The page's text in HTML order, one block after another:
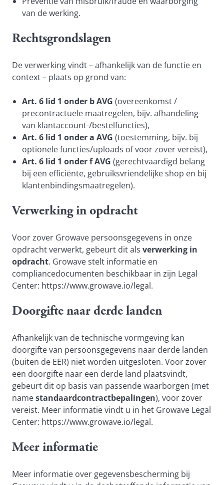
van de werking.
Rechtsgrondslagen
De verwerking vindt – afhankelijk van de functie en
context – plaats op grond van:
Art. 6 lid 1 onder b AVG (overeenkomst /
precontractuele maatregelen, bijv. afhandeling
van klantaccount-/bestelfuncties),
Art. 6 lid 1 onder a AVG (toestemming, bijv. bij
optionele functies/uploads of voor zover vereist),
Art. 6 lid 1 onder f AVG (gerechtvaardigd belang
bij een efficiënte, gebruiksvriendelijke shop en bij
klantenbindingsmaatregelen).
Verwerking in opdracht
Voor zover Growave persoonsgegevens in onze
opdracht verwerkt, gebeurt dit als verwerking in
opdracht. Growave stelt informatie en
compliancedocumenten beschikbaar in zijn Legal
Center: https://www.growave.io/legal.
Doorgifte naar derde landen
Afhankelijk van de technische vormgeving kan
doorgifte van persoonsgegevens naar derde landen
(buiten de EER) niet worden uitgesloten. Voor zover
een doorgifte naar een derde land plaatsvindt,
gebeurt dit op basis van passende waarborgen (met
namestandaardcontractbepalingen), voor zover
vereist. Meer informatie vindt u in het Growave Legal
Center: https://www.growave.io/legal.
Meer informatie
Meer informatie over gegevensbescherming bij